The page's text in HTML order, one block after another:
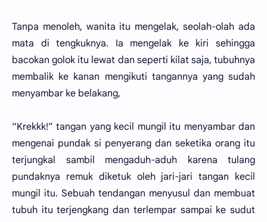
Tanpa menoleh, wanita itu mengelak, seolah-olah ada
mata di tengkuknya. Ia mengelak ke kiri sehingga
bacokan golok itu lewat dan seperti kilat saja, tubuhnya
membalik ke kanan mengikuti tangannya yang sudah
menyambar ke belakang,
“Krekkk!” tangan yang kecil mungil itu menyambar dan
mengenai pundak si penyerang dan seketika orang itu
terjungkal sambil mengaduh-aduh karena tulang
pundaknya remuk diketuk oleh jari-jari tangan kecil
mungil itu. Sebuah tendangan menyusul dan membuat
tubuh itu terjengkang dan terlempar sampai ke sudut